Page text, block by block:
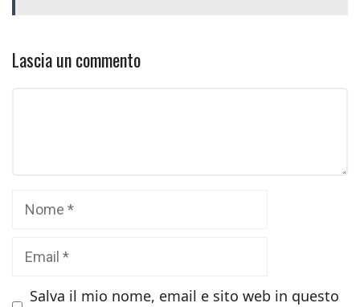
Lascia un commento
Salva il mio nome, email e sito web in questo